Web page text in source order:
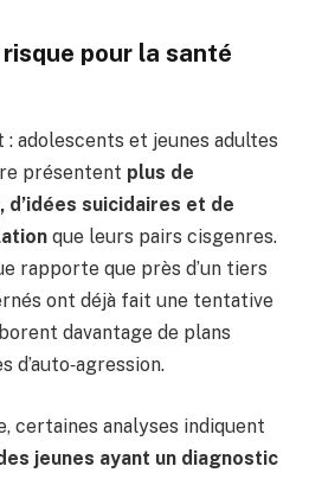
pour la santé
adolescents et jeunes adultes
présentent plus de
d’idées suicidaires et de
que leurs pairs cisgenres.
rapporte que près d’un tiers
ont déjà fait une tentative
davantage de plans
d’auto‑agression.
certaines analyses indiquent
jeunes ayant un diagnostic